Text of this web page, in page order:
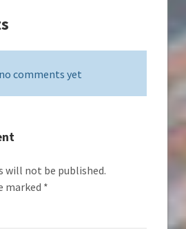
comments yet
will not be published.
marked *